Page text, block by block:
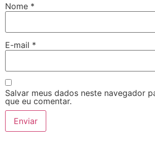
Nome *
E-mail *
Salvar meus dados neste navegador
que eu comentar.